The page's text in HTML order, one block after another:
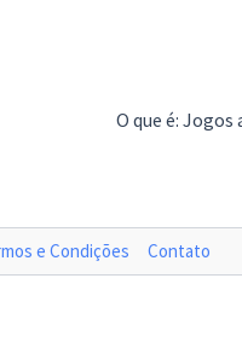
O que é:
e Condições Contato